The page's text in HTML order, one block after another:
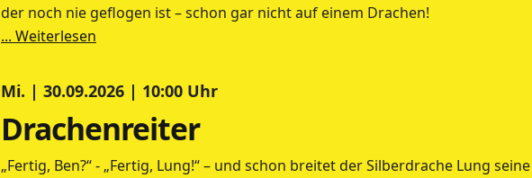
der noch nie geflogen ist – schon gar nicht auf einem Drachen!
... Weiterlesen
Mi. | 30.09.2026 | 10:00 Uhr
Drachenreiter
„Fertig, Ben?“ - „Fertig, Lung!“ – und schon breitet der Silberdrache Lung seine